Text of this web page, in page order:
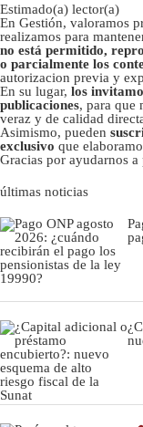
Estimado(a) lector(a)
En Gestión, valoramos
realizamos para
no está permitido,
o parcialmente los
autorizacion previa y
En su lugar, los
publicaciones, para que
veraz y de calidad
Asimismo, pueden
exclusivo que
Gracias por ayudarnos
últimas noticias